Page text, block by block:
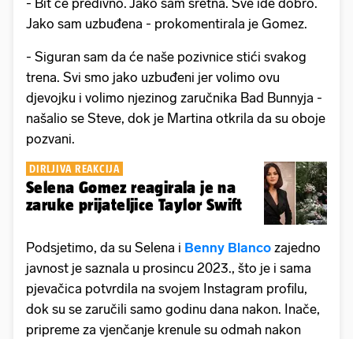
- Bit će predivno. Jako sam sretna. Sve ide dobro.
Jako sam uzbuđena - prokomentirala je Gomez.
- Siguran sam da će naše pozivnice stići svakog
trena. Svi smo jako uzbuđeni jer volimo ovu
djevojku i volimo njezinog zaručnika Bad Bunnyja -
našalio se Steve, dok je Martina otkrila da su oboje
pozvani.
DIRLJIVA REAKCIJA
Selena Gomez reagirala je na
zaruke prijateljice Taylor Swift
Podsjetimo, da su Selena i Benny Blanco zajedno
javnost je saznala u prosincu 2023., što je i sama
pjevačica potvrdila na svojem Instagram profilu,
dok su se zaručili samo godinu dana nakon. Inače,
pripreme za vjenčanje krenule su odmah nakon